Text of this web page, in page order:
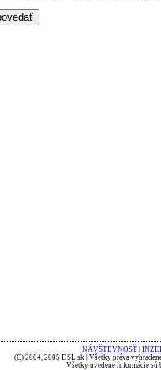
NÁVŠTEVNOSŤ
(C) 2004, 2005 DSL.sk | Všetky práva
Všetky uvedené informácie sú